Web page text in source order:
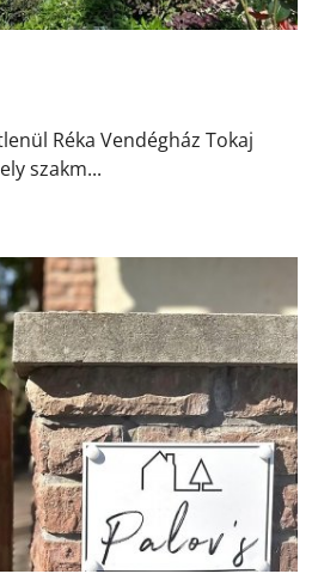
Réka Vendégház Tokaj
szakm...